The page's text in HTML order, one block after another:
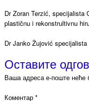
Dr Zoran Terzić, specijalista
plastičnu i rekonstrultivnu
Dr Janko Žujović specijalista
Оставите
Ваша адреса е-поште неће
Коментар *